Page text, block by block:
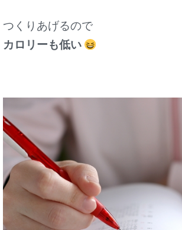
つくりあげるので
カロリーも低い